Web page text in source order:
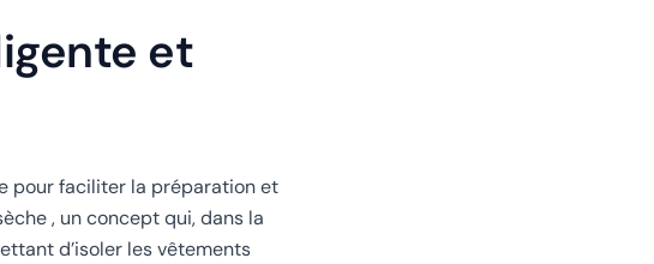
et
pour faciliter la préparation et
, un concept qui, dans la
d’isoler les vêtements